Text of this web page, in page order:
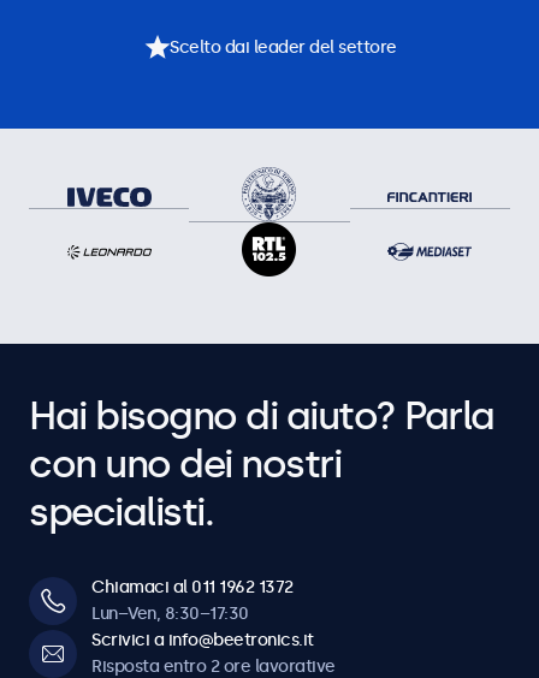
Scelto dai leader del settore
Hai bisogno di aiuto? Parla
con uno dei nostri
specialisti.
Chiamaci al 011 1962 1372
Lun–Ven, 8:30–17:30
Scrivici a info@beetronics.it
Risposta entro 2 ore lavorative